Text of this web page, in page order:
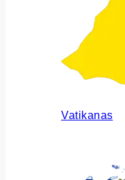
Vatikanas